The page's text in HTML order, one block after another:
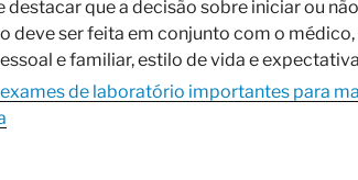
destacar que a decisão sobre iniciar ou
deve ser feita em conjunto com o
e familiar, estilo de vida e
de laboratório importantes para